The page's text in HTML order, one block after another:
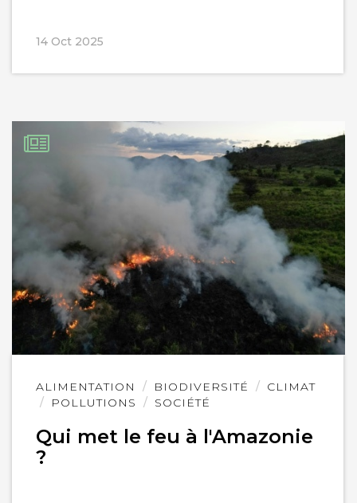
14 Oct 2025
ALIMENTATION BIODIVERSITÉ
CLIMAT
POLLUTIONS
SOCIÉTÉ
Qui met le feu à l'Amazonie
?
Lire
l'article